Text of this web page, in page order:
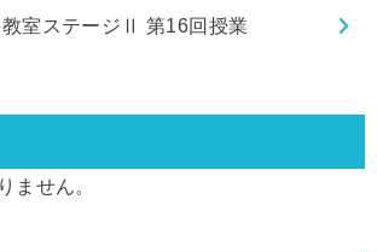
教室ステージⅡ 第16回授業
ません。